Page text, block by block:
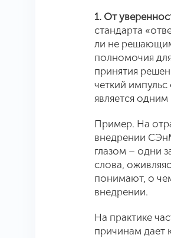
1. От
стандарта
ли не
полномочия
принятия
четкий
является
Пример. На
внедрении
глазом – одни
слова,
понимают, о
внедрении.
На практике
причинам дает